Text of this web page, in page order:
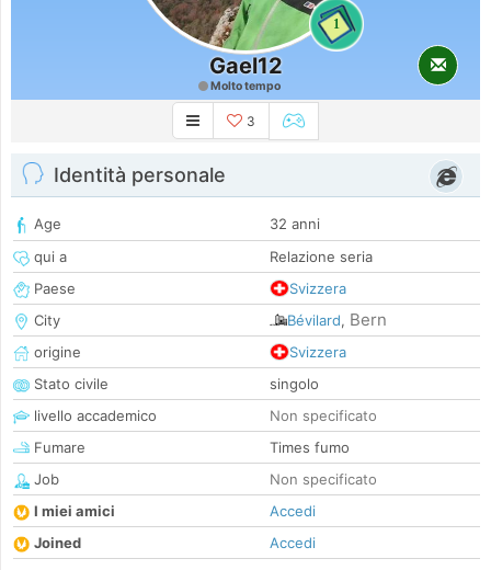
1
Gael12
Molto tempo
3
Identità personale
Age
32 anni
qui a
Relazione seria
Paese
Svizzera
City
Bévilard, Bern
origine
Svizzera
Stato civile
singolo
livello accademico
Non specificato
Fumare
Times fumo
Job
Non specificato
I miei amici
Accedi
Joined
Accedi